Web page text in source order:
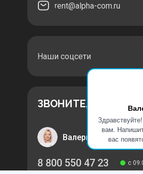
вам.
вас
rent@alpha-com.ru
Наши соцсети
ЗВОНИТЕ, МЫ НА
Валерия
с
8 800 550 47 23